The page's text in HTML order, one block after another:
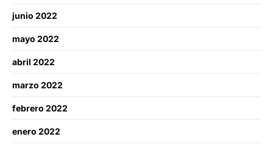
junio 2022
mayo 2022
abril 2022
marzo 2022
febrero 2022
enero 2022